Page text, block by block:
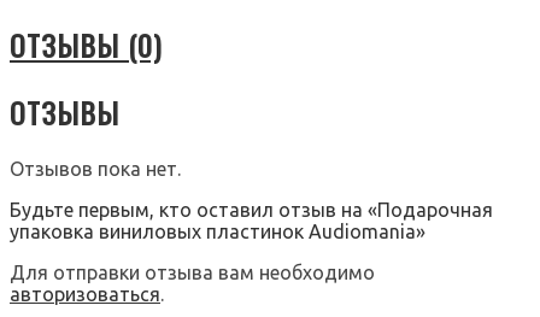
ОТЗЫВЫ (0)
ОТЗЫВЫ
Отзывов пока нет.
Будьте первым, кто оставил отзыв на «Подарочная
упаковка виниловых пластинок Audiomania»
Для отправки отзыва вам необходимо
авторизоваться.